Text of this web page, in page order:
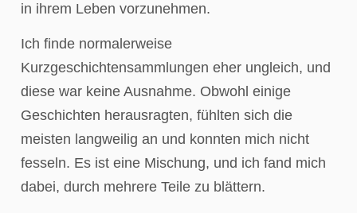
in ihrem Leben vorzunehmen.
Ich finde normalerweise
Kurzgeschichtensammlungen eher ungleich, und
diese war keine Ausnahme. Obwohl einige
Geschichten herausragten, fühlten sich die
meisten langweilig an und konnten mich nicht
fesseln. Es ist eine Mischung, und ich fand mich
dabei, durch mehrere Teile zu blättern.